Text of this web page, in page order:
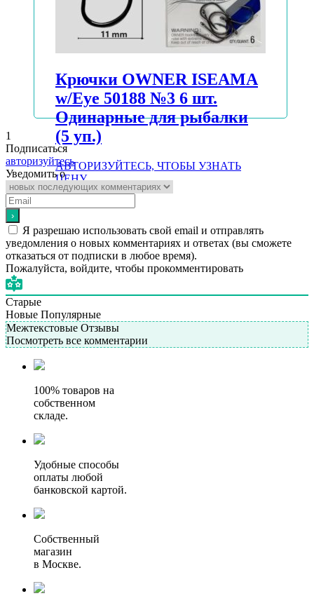
Крючки OWNER ISEAMA
w/Eye 50188 №3 6 шт.
Одинарные для рыбалки
(5 уп.)
АВТОРИЗУЙТЕСЬ, ЧТОБЫ УЗНАТЬ
ЦЕНУ
1
Подписаться
авторизуйтесь
Уведомить о
Я разрешаю использовать свой email и отправлять
уведомления о новых комментариях и ответах (вы cможете
отказаться от подписки в любое время).
Пожалуйста, войдите, чтобы прокомментировать
Старые
Новые Популярные
Межтекстовые Отзывы
Посмотреть все комментарии
100% товаров на
собственном
складе.
Удобные способы
оплаты любой
банковской картой.
Собственный
магазин
в Москве.